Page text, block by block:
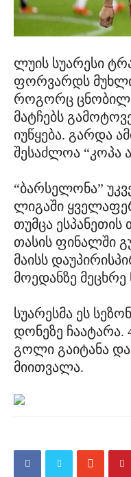
ლუის სუარესი
ფორვარდს მუხლი
როგორც
მატჩებს
იუწყება. გარდა
შესაძლოა “კოპა
“ბარსელონა”
ლიგაში
თუმცა ესპანეთის
თასის ფინალში
მაისს
მოედანზე მეცხრე
სუარესმა ეს
დონეზე ჩაატარა.
გოლი გაიტანა
მიითვალა.